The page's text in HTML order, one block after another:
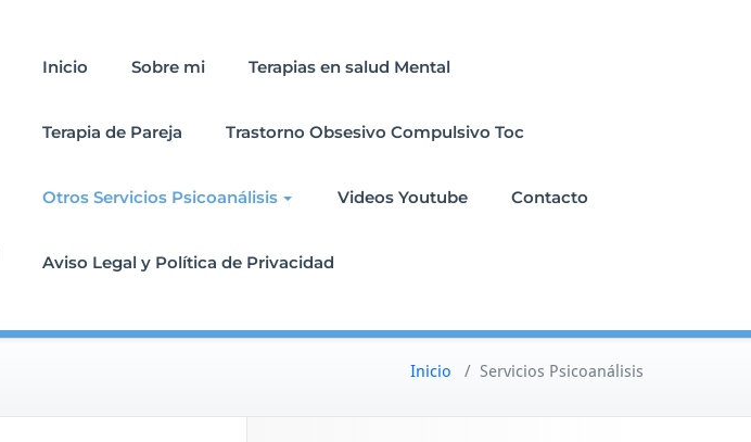
Inicio Sobre mi Terapias en salud Mental
Terapia de Pareja Trastorno Obsesivo Compulsivo Toc
Otros Servicios Psicoanálisis Videos Youtube Contacto
Aviso Legal y Política de Privacidad
Inicio / Servicios Psicoanálisis